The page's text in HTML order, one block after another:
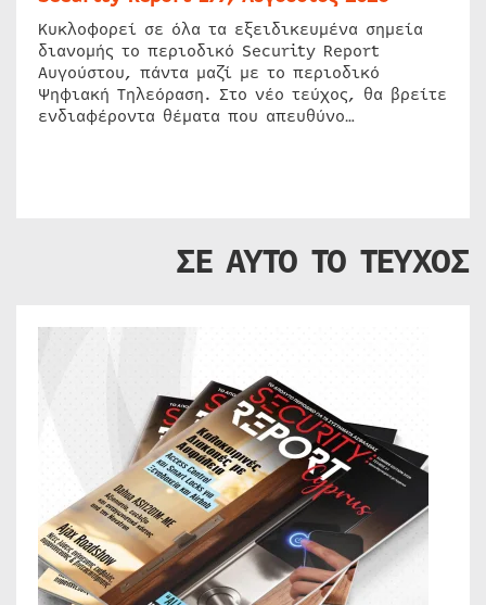
Κυκλοφορεί σε όλα τα εξειδικευμένα σημεία
διανομής το περιοδικό Security Report
Αυγούστου, πάντα μαζί με το περιοδικό
Ψηφιακή Τηλεόραση. Στο νέο τεύχος, θα βρείτε
ενδιαφέροντα θέματα που απευθύνο…
ΣΕ ΑΥΤΟ ΤΟ ΤΕΥΧΟΣ